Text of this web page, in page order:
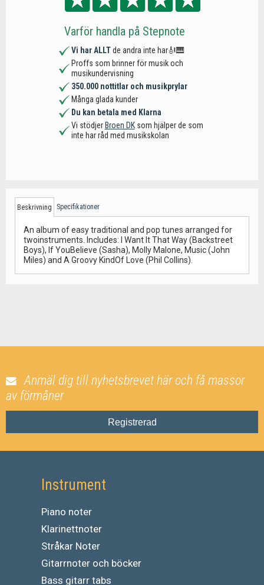
Varför handla på Stepnote
Vi har ALLTde andra inte har🎻🎹
Proffs som brinner för musik och
musikundervisning
350.000 nottitlar och musikprylar
Många glada kunder
Du kan betala med Klarna
Vi stödjer Broen DKsom hjälper de som
inte har råd med musikskolan
Beskrivning Specifikationer
An album of easy traditional and pop tunes arranged for
twoinstruments. Includes: I Want It That Way (Backstreet
Boys), If YouBelieve (Sasha), Molly Malone, Music (John
Miles) and A Groovy KindOf Love (Phil Collins).
Anmäl dig till nyhetsbrevet här och få massor
av förmåner
Registrerad
Instrument
Piano noter
Klarinettnoter
Stråkar Noter
Gitarrnoter och böcker
Bass gitarr tabs